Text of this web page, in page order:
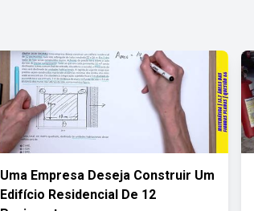
Uma Empresa Deseja Construir Um
Edifício Residencial De 12